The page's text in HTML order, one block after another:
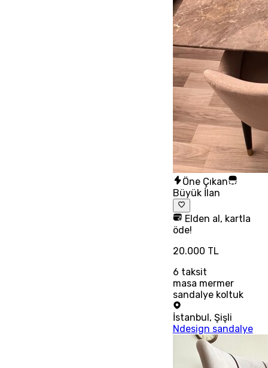
Öne Çıkan
Büyük İlan
Elden al, kartla
öde!
20.000 TL
6 taksit
masa mermer
sandalye koltuk
İstanbul, Şişli
Ndesign sandalye